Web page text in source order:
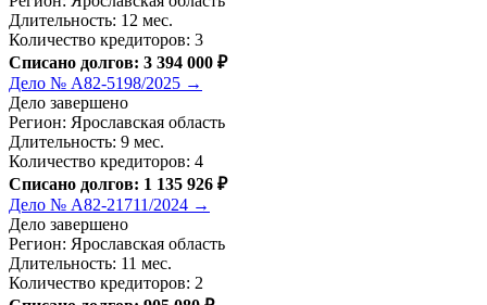
Длительность: 12 мес.
Количество кредиторов: 3
Списано долгов: 3 394 000 ₽
Дело № А82-5198/2025 →
Дело завершено
Регион: Ярославская область
Длительность: 9 мес.
Количество кредиторов: 4
Списано долгов: 1 135 926 ₽
Дело № А82-21711/2024 →
Дело завершено
Регион: Ярославская область
Длительность: 11 мес.
Количество кредиторов: 2